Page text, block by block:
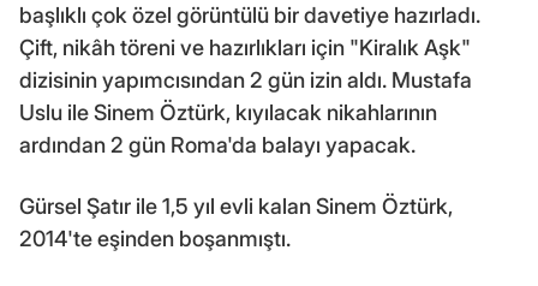
başlıklı çok özel görüntülü bir davetiye hazırladı.
Çift, nikâh töreni ve hazırlıkları için "Kiralık Aşk"
dizisinin yapımcısından 2 gün izin aldı. Mustafa
Uslu ile Sinem Öztürk, kıyılacak nikahlarının
ardından 2 gün Roma'da balayı yapacak.
Gürsel Şatır ile 1,5 yıl evli kalan Sinem Öztürk,
2014'te eşinden boşanmıştı.